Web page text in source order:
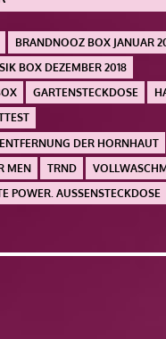
BRANDNOOZ BOX JANUAR
BOX DEZEMBER 2018
GARTENSTECKDOSE
DER HORNHAUT
MEN
TRND
POWER. AUSSENSTECKDOSE